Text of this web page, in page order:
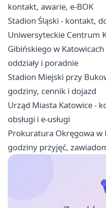
kontakt, awarie, e-BOK
Stadion Śląski - kontakt,
Uniwersyteckie Centrum
Gibińskiego w
oddziały i poradnie
Stadion Miejski przy
godziny, cennik i dojazd
Urząd Miasta Katowice -
obsługi i e-usługi
Prokuratura Okręgowa w
godziny przyjęć,